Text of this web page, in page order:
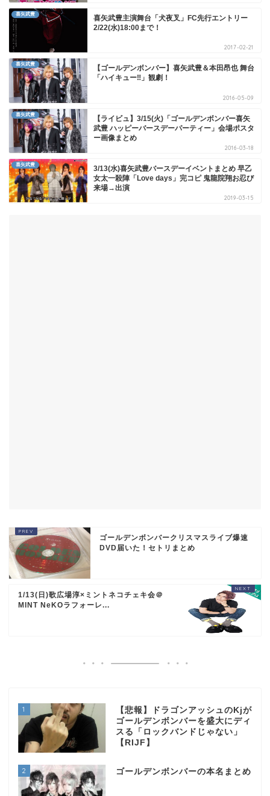
喜矢武豊
喜矢武豊主演舞台「犬夜叉」FC先行エントリー
2/22(水)18:00まで！
2017-02-21
喜矢武豊
【ゴールデンボンバー】喜矢武豊＆本田昂也 舞台
「ハイキュー‼」観劇！
2016-05-09
喜矢武豊
【ライビュ】3/15(火)「ゴールデンボンバー喜矢
武豊 ハッピーバースデーパーティー」会場ポスタ
ー画像まとめ
2016-03-18
喜矢武豊
3/13(水)喜矢武豊バースデーイベントまとめ 早乙
女太一殺陣「Love days」完コピ 鬼龍院翔お忍び
来場→出演
2019-03-15
ゴールデンボンバークリスマスライブ爆速
DVD届いた！セトリまとめ
1/13(日)歌広場淳×ミントネコチェキ会＠
MINT NeKOラフォーレ...
1
【悲報】ドラゴンアッシュのKjが
ゴールデンボンバーを盛大にディ
スる「ロックバンドじゃない」
【RIJF】
2 ゴールデンボンバーの本名まとめ